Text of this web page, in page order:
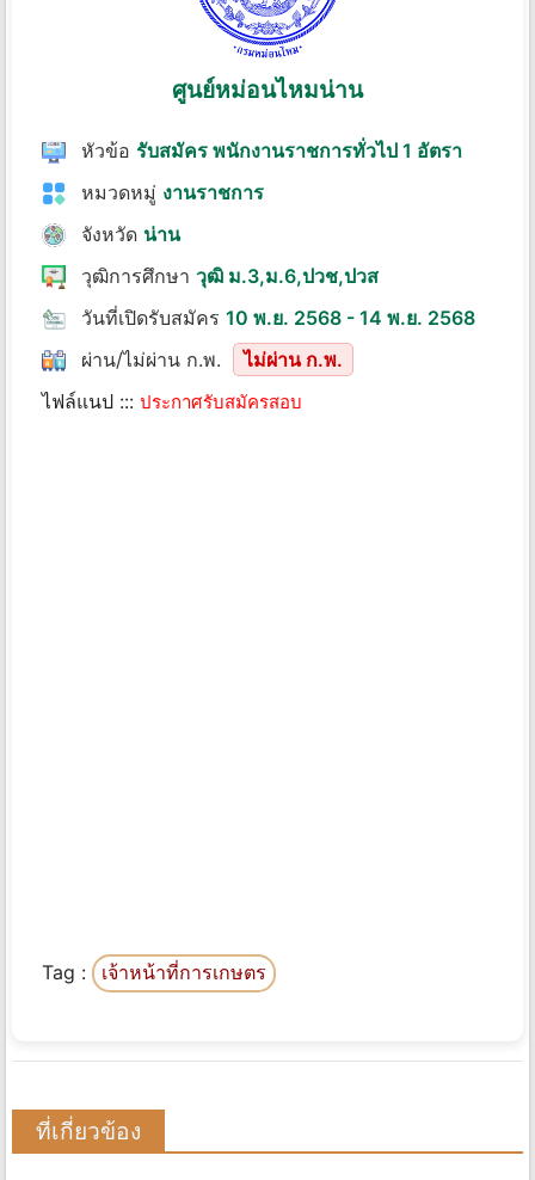
ศูนย์หม่อนไหมน่าน
หัวข้อ รับสมัคร พนักงานราชการทั่วไป 1 อัตรา
หมวดหมู่ งานราชการ
จังหวัด น่าน
วุฒิการศึกษา วุฒิ ม.3,ม.6,ปวช,ปวส
วันที่เปิดรับสมัคร 10 พ.ย. 2568 - 14 พ.ย. 2568
ผ่าน/ไม่ผ่าน ก.พ.
ไม่ผ่าน ก.พ.
ไฟล์แนป ::: ประกาศรับสมัครสอบ
Tag : เจ้าหน้าที่การเกษตร
ที่เกี่ยวข้อง